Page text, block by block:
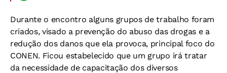
Durante o encontro alguns grupos de trabalho foram
criados, visado a prevenção do abuso das drogas e a
redução dos danos que ela provoca, principal foco do
CONEN. Ficou estabelecido que um grupo irá tratar
da necessidade de capacitação dos diversos